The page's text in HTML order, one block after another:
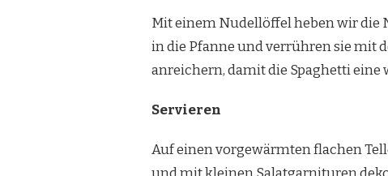
Mit einem Nudellöffel heben wir die
in die Pfanne und verrühren sie mit
anreichern, damit die Spaghetti eine
Servieren
Auf einen vorgewärmten flachen